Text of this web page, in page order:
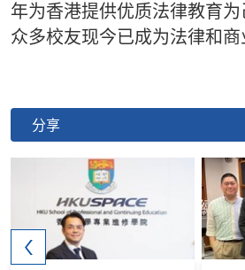
年为香港提供优质法律教育
众多校友现今已成为法律和商
分享